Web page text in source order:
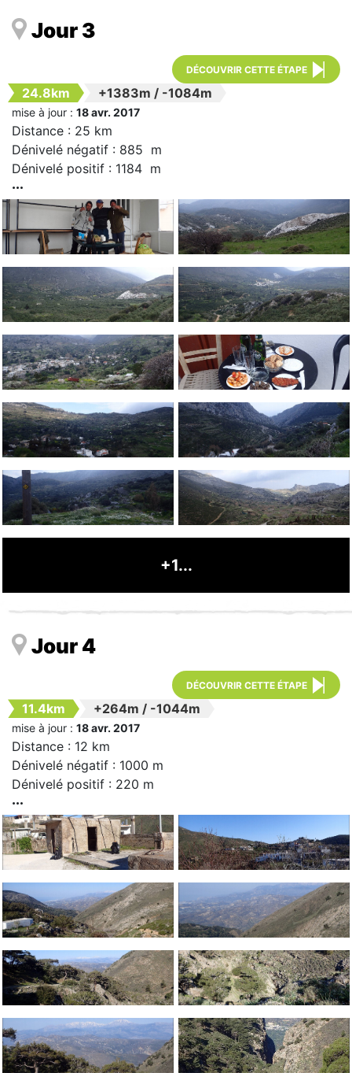
Jour 3
DÉCOUVRIR CETTE ÉTAPE
24.8km +1383m / -1084m
mise à jour : 18 avr. 2017
Distance : 25 km
Dénivelé négatif : 885 m
Dénivelé positif : 1184 m
+1...
Jour 4
DÉCOUVRIR CETTE ÉTAPE
11.4km +264m / -1044m
mise à jour : 18 avr. 2017
Distance : 12 km
Dénivelé négatif : 1000 m
Dénivelé positif : 220 m